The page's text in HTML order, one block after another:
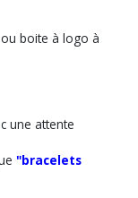
boite à logo à
une attente
"bracelets